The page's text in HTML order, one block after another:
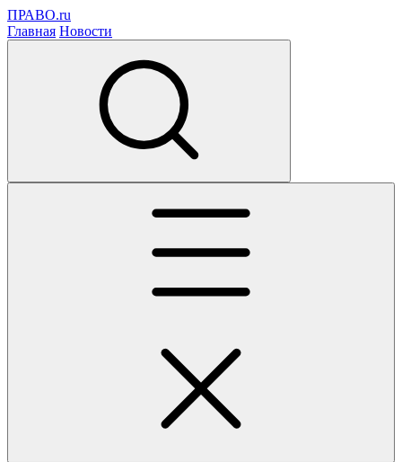
ПРАВО.ru
Главная Новости